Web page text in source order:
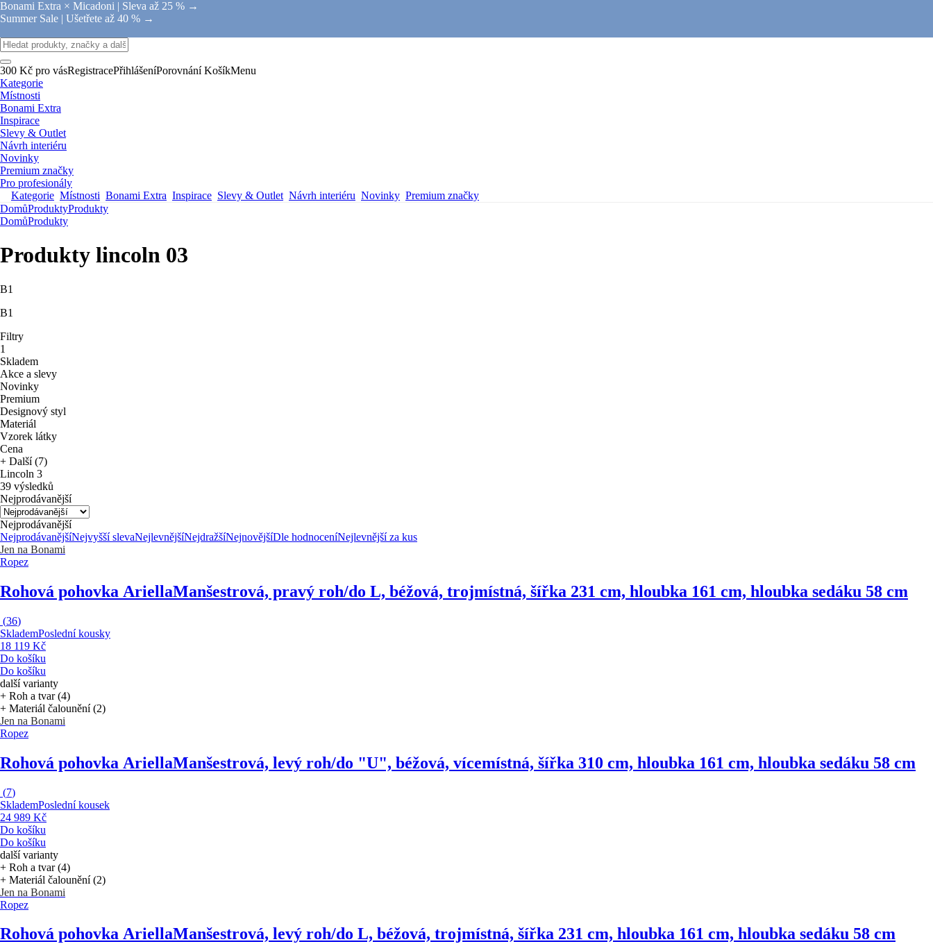
Bonami Extra × Micadoni | Sleva až 25 % →
Summer Sale | Ušetřete až 40 % →
300 Kč pro vásRegistracePřihlášeníPorovnání KošíkMenu
Kategorie
Místnosti
Bonami Extra
Inspirace
Slevy & Outlet
Návrh interiéru
Novinky
Premium značky
Pro profesionály
Kategorie Místnosti Bonami Extra Inspirace Slevy & Outlet Návrh interiéru Novinky Premium značky
DomůProduktyProdukty
DomůProdukty
Produkty lincoln 03
B1
B1
Filtry
1
Skladem
Akce a slevy
Novinky
Premium
Designový styl
Materiál
Vzorek látky
Cena
+ Další (7)
Lincoln 3
39 výsledků
Nejprodávanější
Nejprodávanější
NejprodávanějšíNejvyšší slevaNejlevnějšíNejdražšíNejnovějšíDle hodnoceníNejlevnější za kus
Jen na Bonami
Ropez
Rohová pohovka AriellaManšestrová, pravý roh/do L, béžová, trojmístná, šířka 231 cm, hloubka 161 cm, hloubka sedáku 58 cm
(36)
SklademPoslední kousky
18 119 Kč
Do košíku
Do košíku
další varianty
+ Roh a tvar (4)
+ Materiál čalounění (2)
Jen na Bonami
Ropez
Rohová pohovka AriellaManšestrová, levý roh/do "U", béžová, vícemístná, šířka 310 cm, hloubka 161 cm, hloubka sedáku 58 cm
(7)
SklademPoslední kousek
24 989 Kč
Do košíku
Do košíku
další varianty
+ Roh a tvar (4)
+ Materiál čalounění (2)
Jen na Bonami
Ropez
Rohová pohovka AriellaManšestrová, levý roh/do L, béžová, trojmístná, šířka 231 cm, hloubka 161 cm, hloubka sedáku 58 cm